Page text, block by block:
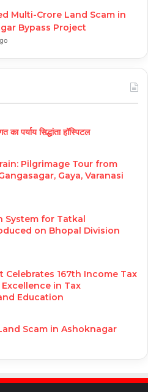
Multi-Crore Land Scam in
Bypass Project
पर्याय सिद्धांता हॉस्पिटल
Pilgrimage Tour from
Gaya, Varanasi
System for Tatkal
on Bhopal Division
Celebrates 167th Income Tax
in Tax
Education
Scam in Ashoknagar